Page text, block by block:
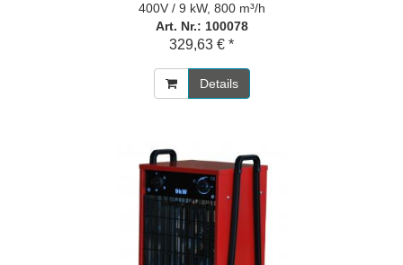
400V / 9 kW, 800 m³/h
Art. Nr.: 100078
329,63 € *
Details